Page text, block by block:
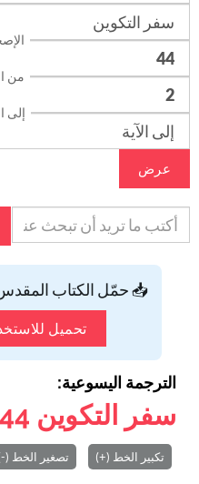
من
إلى
عرض
📥 حمّل الكتاب
تحميل
الترجمة اليسوعية:
سفر التكوين 44
تكبير الخط (+) تصغير الخط